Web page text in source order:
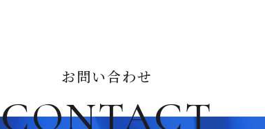
お問い合わせ
CONTACT